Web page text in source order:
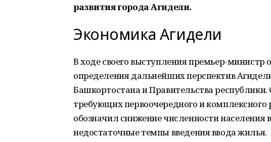
развития города Агидели.
Экономика Агидели
В ходе своего выступления премьер-министр
определения дальнейших перспектив
Башкортостана и Правительства
требующих первоочередного и
обозначил снижение численности населения
недостаточные темпы введения ввода жилья.